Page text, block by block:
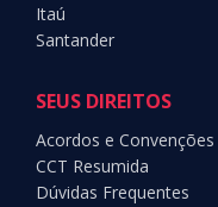
Itaú
Santander
SEUS DIREITOS
Acordos e Convenções
CCT Resumida
Dúvidas Frequentes